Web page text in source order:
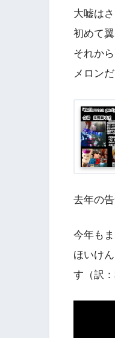
大嘘は
初めて
それか
メロン
去年の告
今年も
ほいけ
す（訳